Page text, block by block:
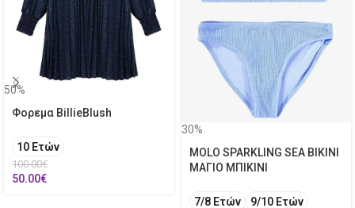
50%
Φορεμα BillieBlush
10 Ετών
100.00€
50.00€
30%
MOLO SPARKLING SEA BIKINI
ΜΑΓΙΟ ΜΠΙΚΙΝΙ
7/8 Ετών 9/10 Ετών